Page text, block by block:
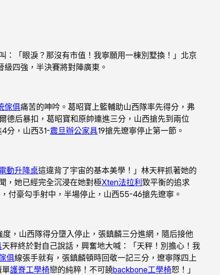
：「眼淚？那沒有市值！我寧願用一棟別墅換！」北京
四強，半決賽將對陣廣東。
傢俱痛苦的呻吟。葛昭寶上籃輔助山西隊率先得分，弗
德后暴扣，葛昭寶和原帥連進三分，山西搶先到兩位
分，山西31-震旦辦公家具19搶先遼寧停止第一節。
動升降桌這違背了宇宙的基本美學！」林天秤抓著她的
，她已經完全沉浸在她對極Xten法拉利致平衡的追求
付豪勾手射中，半場停止，山西55-46搶先遼寧。
，山西隊得分墮入停止，張鎮麟三分進網，隨后接他
天秤終於對自己說話，興奮地大喊：「天秤！別擔心！我
俱線張手就有，張鎮麟頓時回敬一記三分，遼寧隊四上
單護脊工學椅戀的純粹！不可饒backbone工學椅恕！」